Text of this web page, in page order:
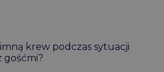
krew podczas sytuacji
gośćmi?